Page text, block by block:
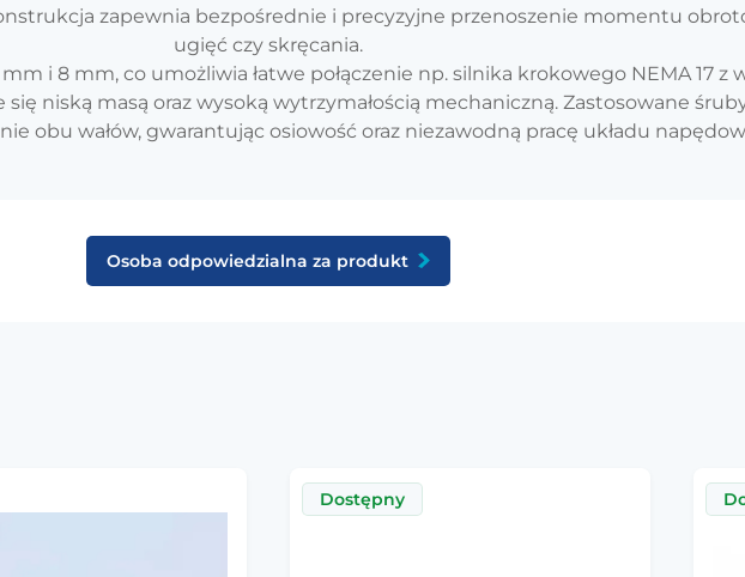
zapewnia bezpośrednie i precyzyjne przenoszenie momentu
ugięć czy skręcania.
i 8 mm, co umożliwia łatwe połączenie np. silnika krokowego NEMA 17
niską masą oraz wysoką wytrzymałością mechaniczną. Zastosowane
obu wałów, gwarantując osiowość oraz niezawodną pracę układu
Osoba odpowiedzialna za produkt
Dostępny